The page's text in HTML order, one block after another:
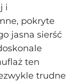
i
pokryte
jasna sierść
ten
trudne